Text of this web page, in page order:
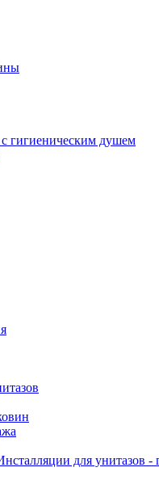
гигиеническим душем
для унитазов -